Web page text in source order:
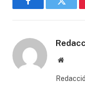
FacebookGorjeo
Sitio